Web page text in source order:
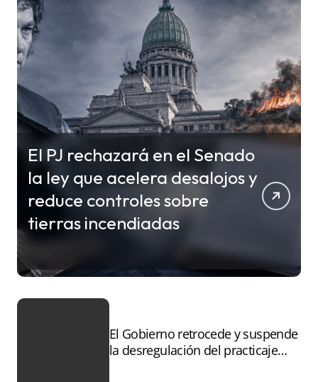
El PJ rechazará en el Senado
la ley que acelera desalojos y
reduce controles sobre
tierras incendiadas
El Gobierno retrocede y suspende
la desregulación del practicaje